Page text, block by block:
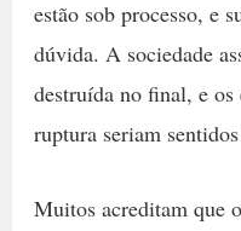
estão sob processo, e
dúvida. A sociedade
destruída no final, e os
ruptura seriam
Muitos acreditam que